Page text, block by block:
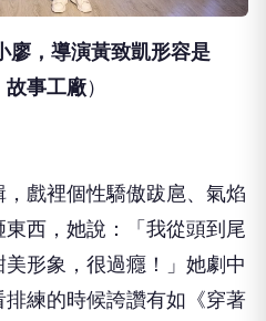
，導演黃致凱形容是
故事工廠）
戲裡個性驕傲跋扈、氣焰
西，她說：「我從頭到尾
形象，很過癮！」她劇中
練的時候誇讚有如《穿著